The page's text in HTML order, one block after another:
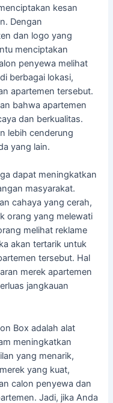
kesan
Dengan
dan logo yang
menciptakan
penyewa melihat
berbagai lokasi,
apartemen tersebut.
bahwa apartemen
dan berkualitas.
lebih cenderung
yang lain.
dapat meningkatkan
masyarakat.
cahaya yang cerah,
orang yang melewati
melihat reklame
akan tertarik untuk
tersebut. Hal
merek apartemen
jangkauan
Box adalah alat
meningkatkan
yang menarik,
yang kuat,
calon penyewa dan
Jadi, jika Anda